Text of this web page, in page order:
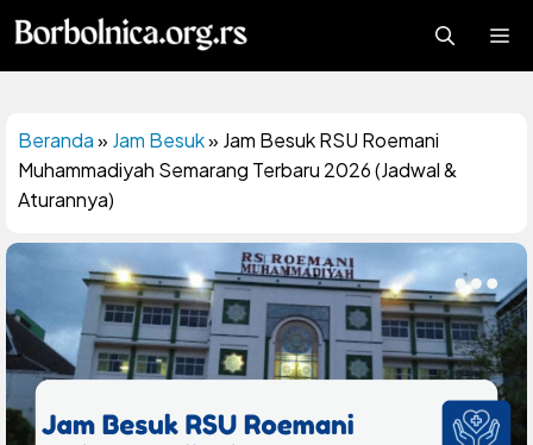
Langsung
ke
isi
Beranda» Jam Besuk» Jam Besuk RSU Roemani
Muhammadiyah Semarang Terbaru 2026 (Jadwal &
Aturannya)